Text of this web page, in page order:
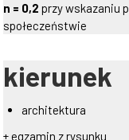
n = 0,2 przy wskazaniu
społeczeństwie
kierunek
architektura
+ egzamin z rysunku